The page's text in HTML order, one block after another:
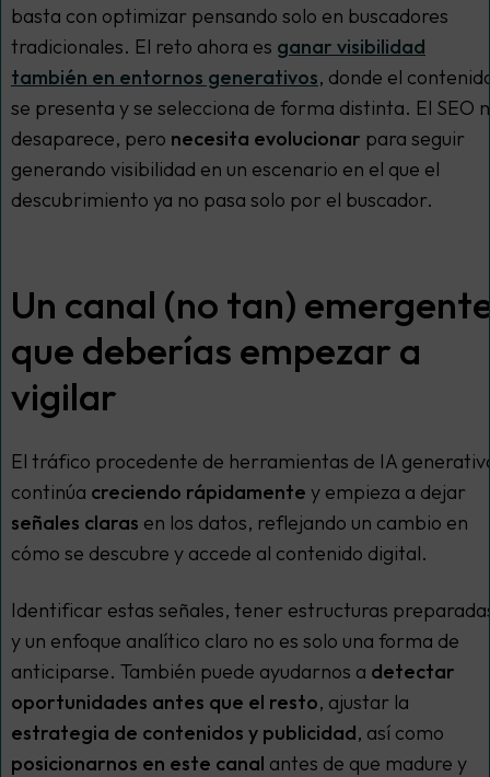
basta con optimizar pensando solo en buscadores
tradicionales. El reto ahora es ganar visibilidad
también en entornos generativos, donde el
se presenta y se selecciona de forma distinta. El SEO
desaparece, pero necesita evolucionar para seguir
generando visibilidad en un escenario en el que el
descubrimiento ya no pasa solo por el buscador.
Un canal (no tan)
que deberías empezar a
vigilar
El tráfico procedente de herramientas de IA
continúa creciendo rápidamente y empieza a dejar
señales claras en los datos, reflejando un cambio en
cómo se descubre y accede al contenido digital.
Identificar estas señales, tener estructuras
y un enfoque analítico claro no es solo una forma de
anticiparse. También puede ayudarnos a detectar
oportunidades antes que el resto, ajustar la
estrategia de contenidos y publicidad, así como
posicionarnos en este canal antes de que madure y